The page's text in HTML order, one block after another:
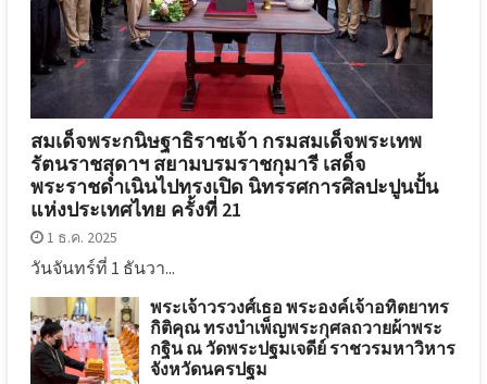
สมเด็จพระกนิษฐาธิราชเจ้า กรมสมเด็จพระเทพ
รัตนราชสุดาฯ สยามบรมราชกุมารี เสด็จ
พระราชดำเนินไปทรงเปิด นิทรรศการศิลปะปูนปั้น
แห่งประเทศไทย ครั้งที่ 21
1 ธ.ค. 2025
วันจันทร์ที่ 1 ธันวา...
พระเจ้าวรวงศ์เธอ พระองค์เจ้าอทิตยาทร
กิติคุณ ทรงบำเพ็ญพระกุศลถวายผ้าพระ
กฐิน ณ วัดพระปฐมเจดีย์ ราชวรมหาวิหาร
จังหวัดนครปฐม